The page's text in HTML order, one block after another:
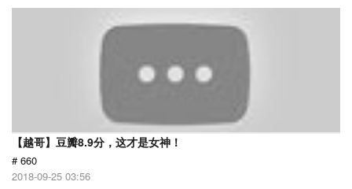
【越哥】豆瓣8.9分，这才是女神！
# 660
2018-09-25 03:56